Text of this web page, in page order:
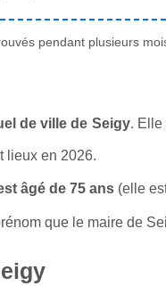
pendant plusieurs
de ville de Seigy. Elle
lieux en 2026.
âgé de 75 ans (elle
que le maire de